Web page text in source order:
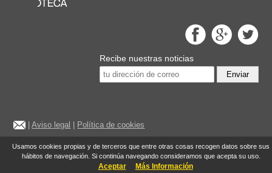
Usamos cookies propias y de terceros que entre otras cosas recogen datos sobre sus
hábitos de navegación. Si continúa navegando consideramos que acepta su uso.
Aceptar Más Información
Recibe nuestras noticias
Enviar
|Aviso legal
Política de cookies
©2014 Museoteca.com. Las imágenes de este sitio son exclusivas y
originales y reproducen con la máxima fidelidad las obras originales.
Las imágenes y la información asociada son las oficiales de los
museos mostrados en la web.